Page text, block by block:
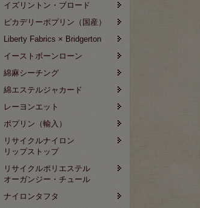
イズリントン・ブロード
ピカデリーポプリン（国産）
Liberty Fabrics × Bridgerton
イーストボーンローン
綿麻シーチング
綿エステルジャカード
レーヨンエット
ポプリン（輸入）
リサイクルナイロン
リップストップ
リサイクルポリエステル
オーガンジー・チュール
ナイロンタフタ